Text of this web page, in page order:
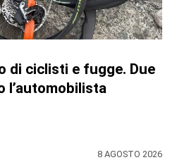
di ciclisti e fugge. Due
l’automobilista
8 AGOSTO 2026